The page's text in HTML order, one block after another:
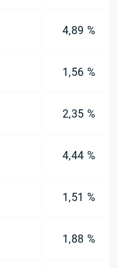
4,89 %
1,56 %
2,35 %
4,44 %
1,51 %
1,88 %